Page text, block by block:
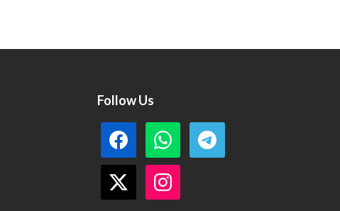
Follow Us